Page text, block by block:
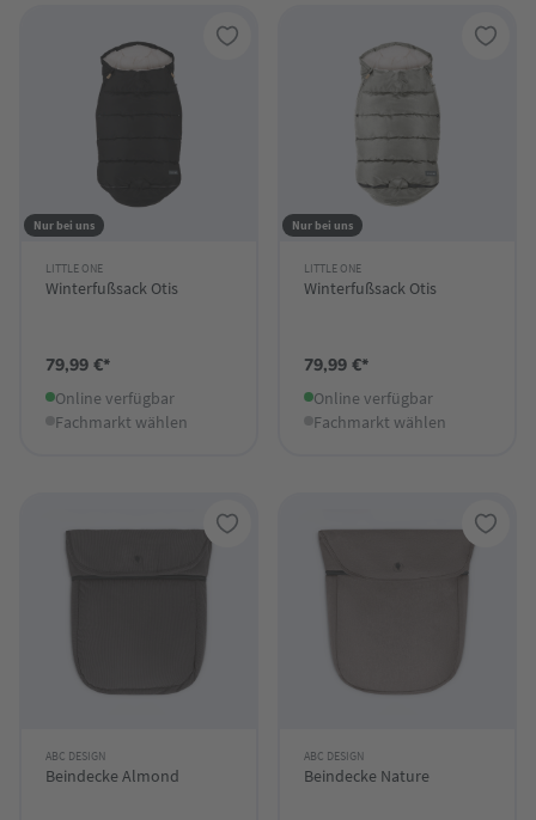
Nur bei uns
LITTLE ONE
Winterfußsack Otis
79,99 €*
Online verfügbar
Fachmarkt wählen
Nur bei uns
LITTLE ONE
Winterfußsack Otis
79,99 €*
Online verfügbar
Fachmarkt wählen
ABC DESIGN
Beindecke Almond
ABC DESIGN
Beindecke Nature